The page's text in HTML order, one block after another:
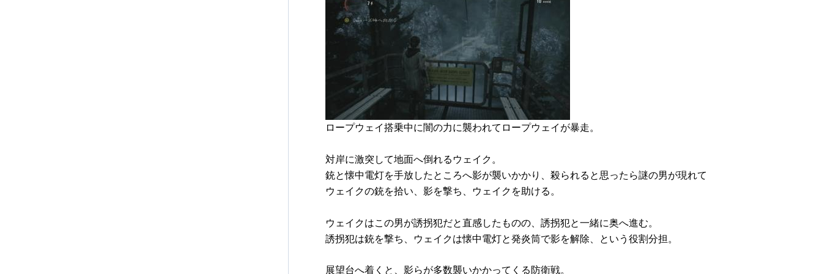
ロープウェイ搭乗中に闇の力に襲われてロープウェイが暴走。
対岸に激突して地面へ倒れるウェイク。
銃と懐中電灯を手放したところへ影が襲いかかり、殺られると思ったら謎の男が現れて
ウェイクの銃を拾い、影を撃ち、ウェイクを助ける。
ウェイクはこの男が誘拐犯だと直感したものの、誘拐犯と一緒に奥へ進む。
誘拐犯は銃を撃ち、ウェイクは懐中電灯と発炎筒で影を解除、という役割分担。
展望台へ着くと、影らが多数襲いかかってくる防衛戦。